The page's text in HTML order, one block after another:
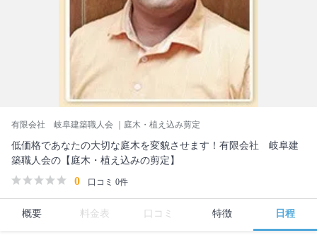
有限会社 岐阜建築職人会 ｜庭木・植え込み剪定
低価格であなたの大切な庭木を変貌させます！有限会社 岐阜建
築職人会の【庭木・植え込みの剪定】
0 口コミ 0件
概要 料金表 口コミ 特徴 日程